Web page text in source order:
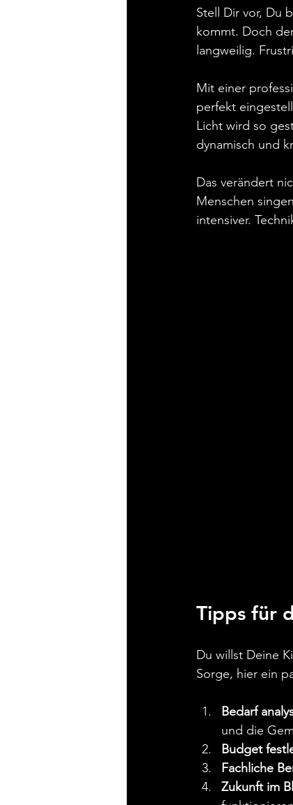
Stell Dir vor, Du
kommt. Doch
langweilig.
Mit einer
perfekt
Licht wird so
dynamisch und
Das verändert
Menschen
intensiver.
Tipps für
Du willst Deine
Sorge, hier ein
Bedarf
und die
Budget
Fachliche
Zukunft im